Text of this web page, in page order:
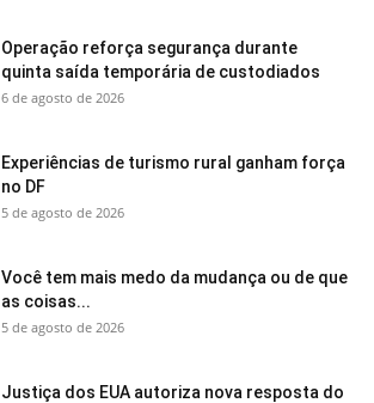
Operação reforça segurança durante
quinta saída temporária de custodiados
6 de agosto de 2026
Experiências de turismo rural ganham força
no DF
5 de agosto de 2026
Você tem mais medo da mudança ou de que
as coisas...
5 de agosto de 2026
Justiça dos EUA autoriza nova resposta do